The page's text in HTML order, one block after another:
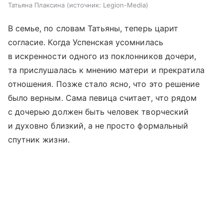
Татьяна Плаксина источник: Legion-Media
В семье, по словам Татьяны, теперь царит
согласие. Когда Успенская усомнилась
в искренности одного из поклонников дочери,
та прислушалась к мнению матери и прекратила
отношения. Позже стало ясно, что это решение
было верным. Сама певица считает, что рядом
с дочерью должен быть человек творческий
и духовно близкий, а не просто формальный
спутник жизни.